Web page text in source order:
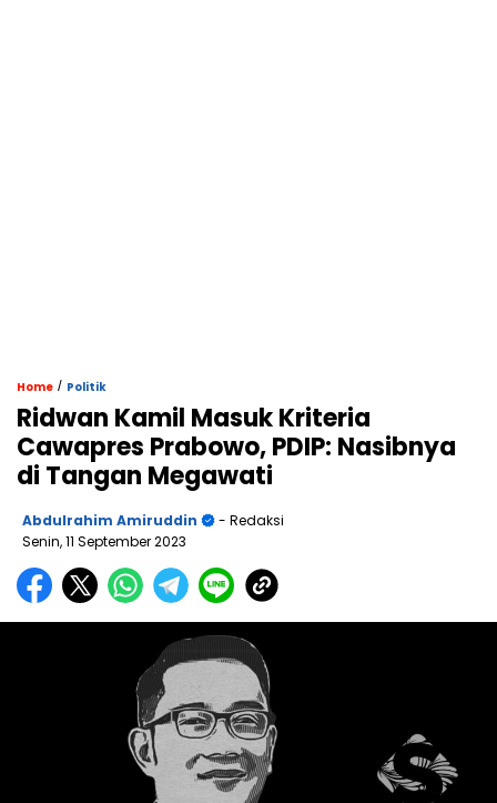
Home / Politik
Ridwan Kamil Masuk Kriteria
Cawapres Prabowo, PDIP: Nasibnya
di Tangan Megawati
Abdulrahim Amiruddin
- Redaksi
Senin, 11 September 2023